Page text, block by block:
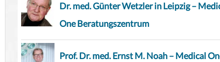
Dr. med. Günter Wetzler in Leipzig –
One Beratungszentrum
Prof. Dr. med. Ernst M. Noah – Medical